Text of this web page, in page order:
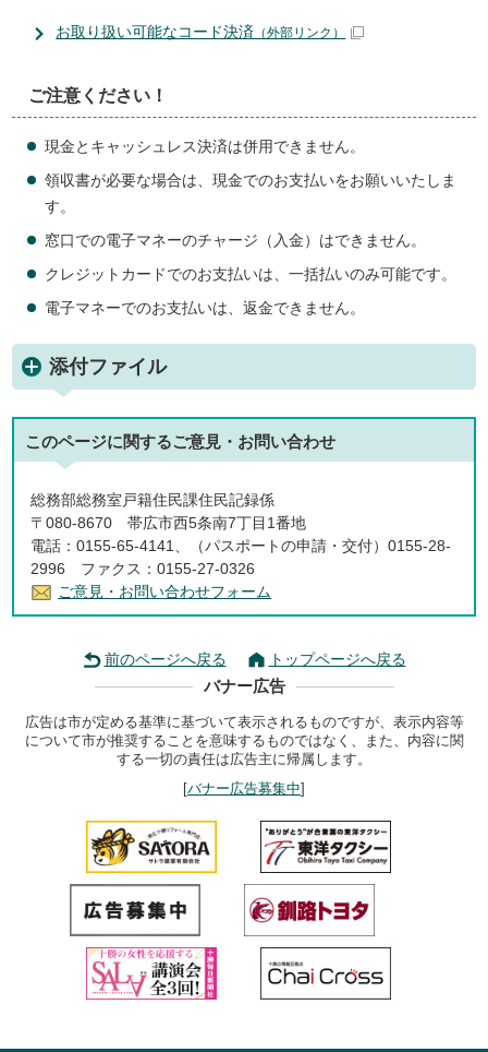
お取り扱い可能なコード決済 （外部リンク）
ご注意ください！
現金とキャッシュレス決済は併用できません。
領収書が必要な場合は、現金でのお支払いをお願いいたしま
す。
窓口での電子マネーのチャージ（入金）はできません。
クレジットカードでのお支払いは、一括払いのみ可能です。
電子マネーでのお支払いは、返金できません。
添付ファイル
このページに関するご意見・お問い合わせ
総務部総務室戸籍住民課住民記録係
〒080-8670 帯広市西5条南7丁目1番地
電話：0155-65-4141、（パスポートの申請・交付）0155-28-
2996 ファクス：0155-27-0326
ご意見・お問い合わせフォーム
前のページへ戻る トップページへ戻る
バナー広告
広告は市が定める基準に基づいて表示されるものですが、表示内容等
について市が推奨することを意味するものではなく、また、内容に関
する一切の責任は広告主に帰属します。
[バナー広告募集中]